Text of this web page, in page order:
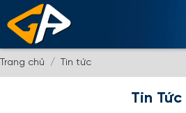
Trang chủ Tin tức
Tin Tức